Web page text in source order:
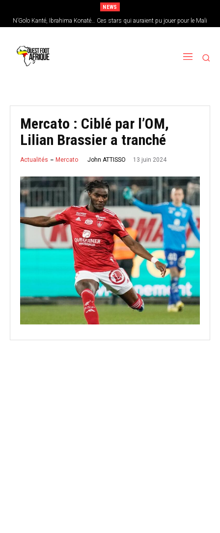
NEWS
N’Golo Kanté, Ibrahima Konaté… Ces stars qui auraient pu jouer pour le Mali
Sénégal : Patrick Vieira en pole position pour remplacer Pape Thiaw
Mercato : Ciblé par l’OM,
Lilian Brassier a tranché
Actualités Mercato John ATTISSO 13 juin 2024